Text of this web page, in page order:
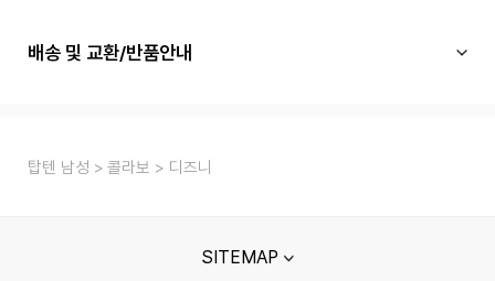
배송 및 교환/반품안내
탑텐 남성 콜라보 디즈니
SITEMAP